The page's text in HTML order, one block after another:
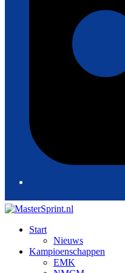
Start
Nieuws
Kampioenschappen
EMK